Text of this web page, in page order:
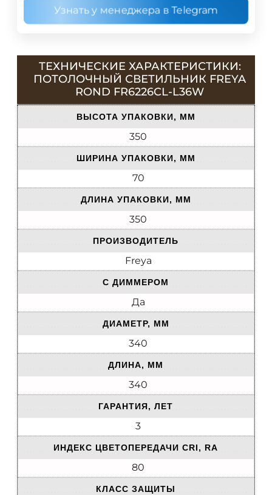
Узнать у менеджера в Telegram
ТЕХНИЧЕСКИЕ ХАРАКТЕРИСТИКИ:
ПОТОЛОЧНЫЙ СВЕТИЛЬНИК FREYA
ROND FR6226CL-L36W
ВЫСОТА УПАКОВКИ, ММ
350
ШИРИНА УПАКОВКИ, ММ
70
ДЛИНА УПАКОВКИ, ММ
350
ПРОИЗВОДИТЕЛЬ
Freya
С ДИММЕРОМ
Да
ДИАМЕТР, ММ
340
ДЛИНА, ММ
340
ГАРАНТИЯ, ЛЕТ
3
ИНДЕКС ЦВЕТОПЕРЕДАЧИ CRI, RA
80
КЛАСС ЗАЩИТЫ